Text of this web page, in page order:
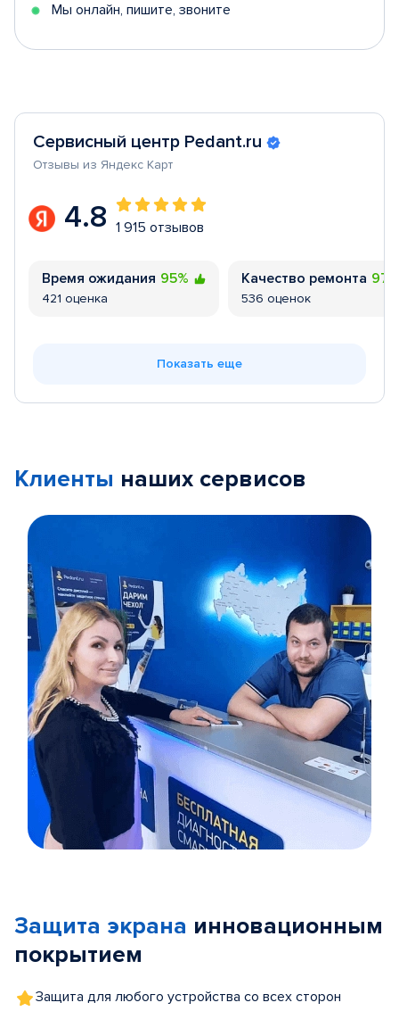
Мы онлайн, пишите, звоните
Сервисный центр Pedant.ru
Отзывы из Яндекс Карт
4.8 1 915 отзывов
Время ожидания 95%
421 оценка
Качество ремонта
536 оценок
Показать еще
Клиенты наших сервисов
5
Защита экрана инновационным
покрытием
Защита для любого устройства со всех сторон